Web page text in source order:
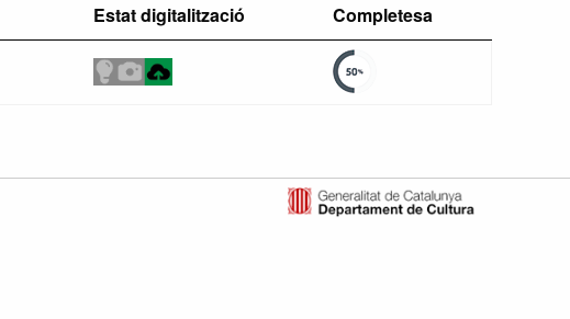
Estat digitalització Completesa